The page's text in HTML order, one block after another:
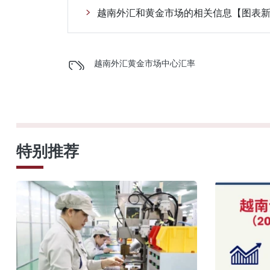
越南外汇和黄金市场的相关信息【图表
越南外汇黄金市场中心汇率
特别推荐